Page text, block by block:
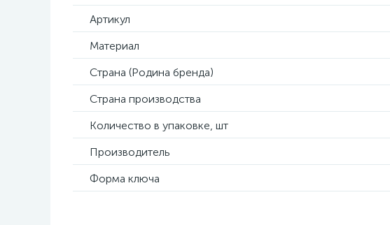
Артикул
Материал
Страна (Родина бренда)
Страна производства
Количество в упаковке, шт
Производитель
Форма ключа